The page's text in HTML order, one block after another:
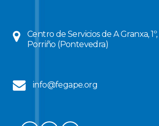
Centro de Servicios de A Granxa,
Porriño (Pontevedra)
info@fegape.org